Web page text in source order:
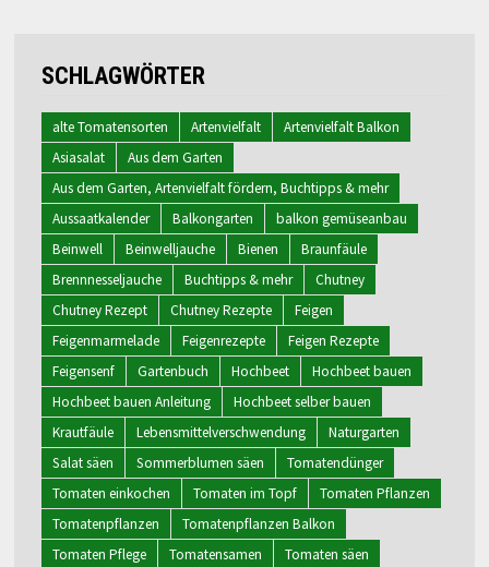
SCHLAGWÖRTER
alte Tomatensorten Artenvielfalt
Artenvielfalt Balkon
Asiasalat
Aus dem Garten
Aus dem Garten, Artenvielfalt fördern, Buchtipps & mehr
Aussaatkalender
Balkongarten
balkon gemüseanbau
Beinwell
Beinwelljauche Bienen
Braunfäule
Brennnesseljauche
Buchtipps & mehr
Chutney
Chutney Rezept
Chutney Rezepte
Feigen
Feigenmarmelade
Feigenrezepte
Feigen Rezepte
Feigensenf
Gartenbuch Hochbeet
Hochbeet bauen
Hochbeet bauen Anleitung
Hochbeet selber bauen
Krautfäule
Lebensmittelverschwendung
Naturgarten
Salat säen
Sommerblumen säen
Tomatendünger
Tomaten einkochen
Tomaten im Topf
Tomaten Pflanzen
Tomatenpflanzen
Tomatenpflanzen Balkon
Tomaten Pflege
Tomatensamen Tomaten säen